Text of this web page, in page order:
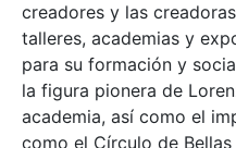
creadores y las
talleres, academias y
para su formación y
la figura pionera de
academia, así como el
como el Círculo de